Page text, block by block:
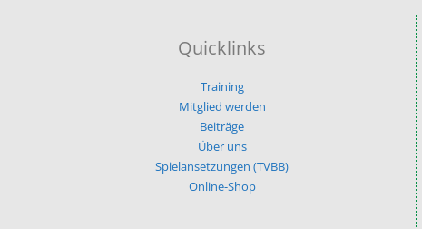
Quicklinks
Training
Mitglied werden
Beiträge
Über uns
Spielansetzungen (TVBB)
Online-Shop